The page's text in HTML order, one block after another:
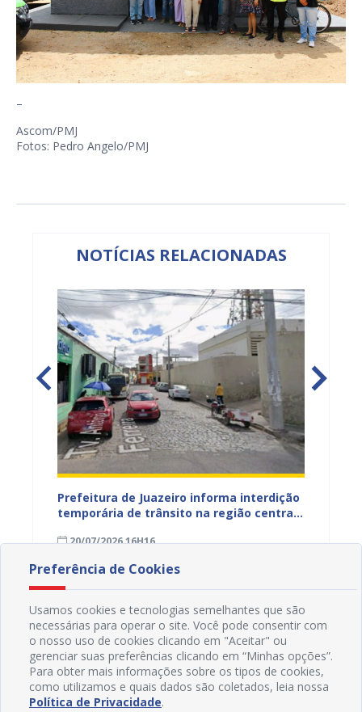
–
Ascom/PMJ
Fotos: Pedro Angelo/PMJ
NOTÍCIAS RELACIONADAS
Prefeitura de Juazeiro informa interdição
temporária de trânsito na região central
20/07/2026 16H16 09/
Preferência de Cookies
Usamos cookies e tecnologias semelhantes que são
necessárias para operar o site. Você pode consentir com
o nosso uso de cookies clicando em "Aceitar" ou
gerenciar suas preferências clicando em “Minhas opções”.
Para obter mais informações sobre os tipos de cookies,
como utilizamos e quais dados são coletados, leia nossa
Política de Privacidade.